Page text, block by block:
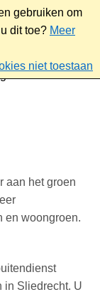
gebruiken om
dit toe? Meer
niet toestaan
aan het groen
en woongroen.
in Sliedrecht. U